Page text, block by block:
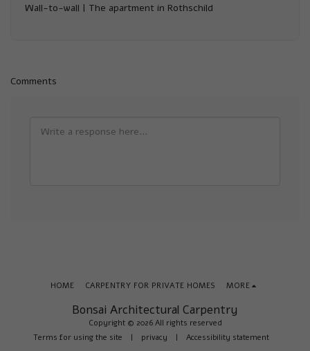
Wall-to-wall | The apartment in Rothschild
Comments
Bonsai Architectural Carpentry
Copyright © 2026 All rights reserved
Terms for using the site | privacy | Accessibility statement
HOME CARPENTRY FOR PRIVATE HOMES MORE